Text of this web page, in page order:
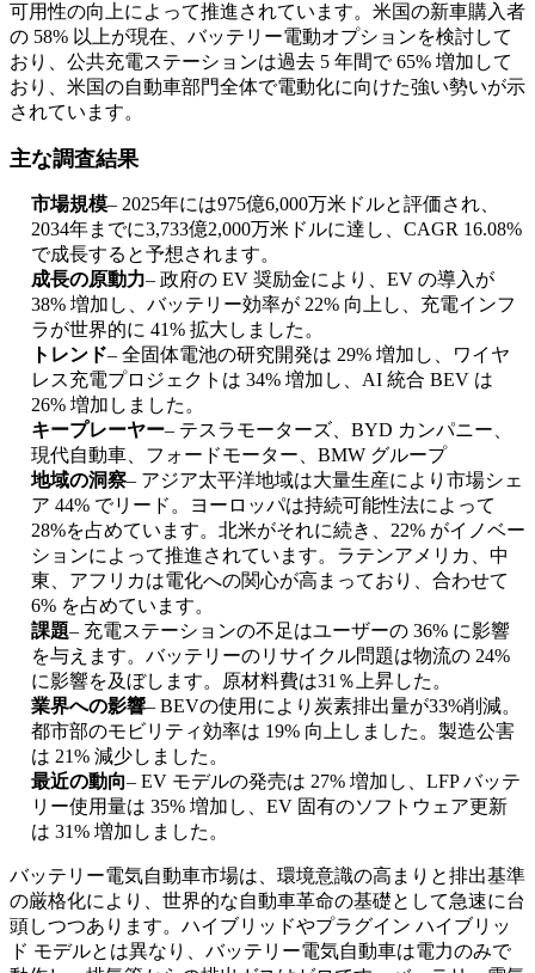
可用性の向上によって推進されています。米国の新車購入者
の 58% 以上が現在、バッテリー電動オプションを検討して
おり、公共充電ステーションは過去 5 年間で 65% 増加して
おり、米国の自動車部門全体で電動化に向けた強い勢いが示
されています。
主な調査結果
市場規模– 2025年には975億6,000万米ドルと評価され、
2034年までに3,733億2,000万米ドルに達し、CAGR 16.08%
で成長すると予想されます。
成長の原動力– 政府の EV 奨励金により、EV の導入が
38% 増加し、バッテリー効率が 22% 向上し、充電インフ
ラが世界的に 41% 拡大しました。
トレンド– 全固体電池の研究開発は 29% 増加し、ワイヤ
レス充電プロジェクトは 34% 増加し、AI 統合 BEV は
26% 増加しました。
キープレーヤー– テスラモーターズ、BYD カンパニー、
現代自動車、フォードモーター、BMW グループ
地域の洞察– アジア太平洋地域は大量生産により市場シェ
ア 44% でリード。ヨーロッパは持続可能性法によって
28%を占めています。北米がそれに続き、22% がイノベー
ションによって推進されています。ラテンアメリカ、中
東、アフリカは電化への関心が高まっており、合わせて
6% を占めています。
課題– 充電ステーションの不足はユーザーの 36% に影響
を与えます。バッテリーのリサイクル問題は物流の 24%
に影響を及ぼします。原材料費は31％上昇した。
業界への影響– BEVの使用により炭素排出量が33%削減。
都市部のモビリティ効率は 19% 向上しました。製造公害
は 21% 減少しました。
最近の動向– EV モデルの発売は 27% 増加し、LFP バッテ
リー使用量は 35% 増加し、EV 固有のソフトウェア更新
は 31% 増加しました。
バッテリー電気自動車市場は、環境意識の高まりと排出基準
の厳格化により、世界的な自動車革命の基礎として急速に台
頭しつつあります。ハイブリッドやプラグイン ハイブリッ
ド モデルとは異なり、バッテリー電気自動車は電力のみで